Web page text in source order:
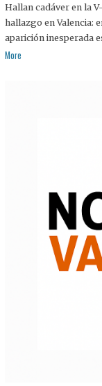
Hallan cadáver en la
hallazgo en Valencia:
aparición inesperada
More